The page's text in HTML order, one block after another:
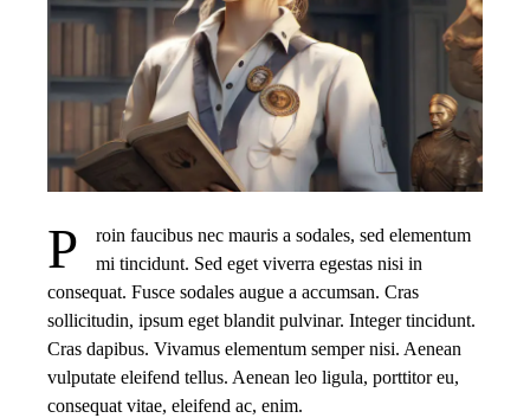
P
roin faucibus nec mauris a sodales, sed elementum
mi tincidunt. Sed eget viverra egestas nisi in
consequat. Fusce sodales augue a accumsan. Cras
sollicitudin, ipsum eget blandit pulvinar. Integer tincidunt.
Cras dapibus. Vivamus elementum semper nisi. Aenean
vulputate eleifend tellus. Aenean leo ligula, porttitor eu,
consequat vitae, eleifend ac, enim.